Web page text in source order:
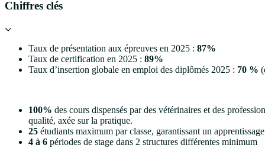
Chiffres clés
Taux de présentation aux épreuves en 2025 : 87%
Taux de certification en 2025 : 89%
Taux d’insertion globale en emploi des diplômés 2025 : 70 %
100% des cours dispensés par des vétérinaires et des
qualité, axée sur la pratique.
25 étudiants maximum par classe, garantissant un
4 à 6 périodes de stage dans 2 structures différentes minimum